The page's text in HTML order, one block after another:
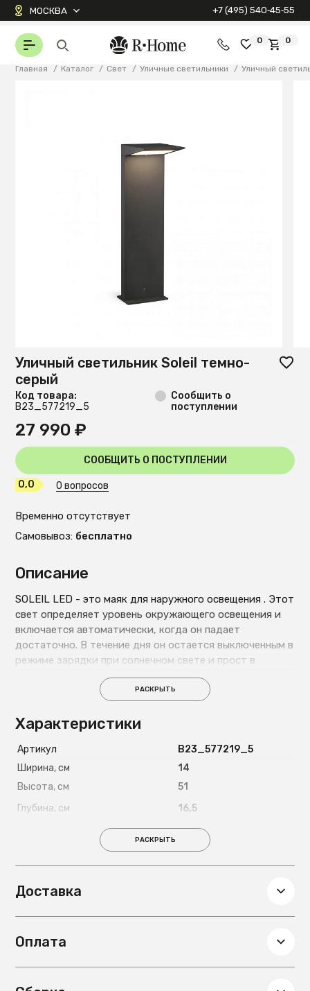
МОСКВА +7 (495) 540‑45‑55
0 0
Главная / Каталог / Свет / Уличные светильники / Уличный
Описание
SOLEIL LED - это маяк для наружного освещения . Этот
свет определяет уровень окружающего освещения и
включается автоматически, когда он падает
достаточно. В течение дня он остается выключенным в
режиме зарядки при солнечном свете и прост в
установке. В оптимальных условиях датчик движения
приближенного обнаружения составляет 6м.
РАСКРЫТЬ
Характеристики
Артикул
B23_577219_5
Ширина, см
14
Высота, см
51
Глубина, см
16,5
1,76
РАСКРЫТЬ
Доставка
Оплата
Уличный светильник Soleil темно-
серый
Код товара:
B23_577219_5
Сообщить о
поступлении
27 990 ₽
СООБЩИТЬ О ПОСТУПЛЕНИИ
0,0 0 вопросов
Временно отсутствует
Самовывоз: бесплатно